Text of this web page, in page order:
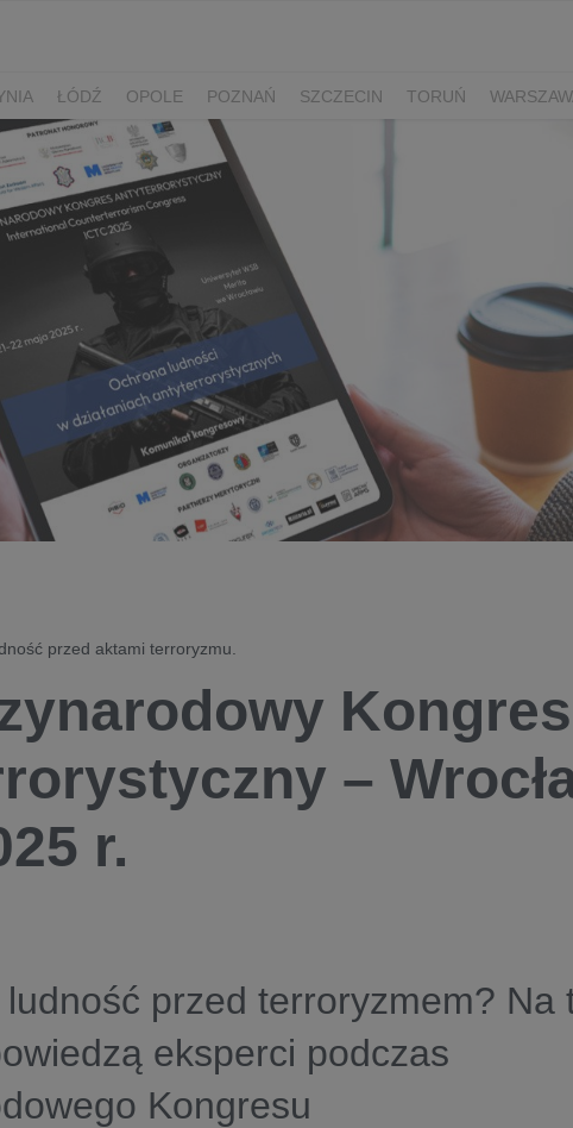
ŁÓDŹ OPOLE POZNAŃ SZCZECIN TORUŃ
przed aktami terroryzmu.
Kongres
–
r.
przed terroryzmem? Na
eksperci podczas
Kongresu